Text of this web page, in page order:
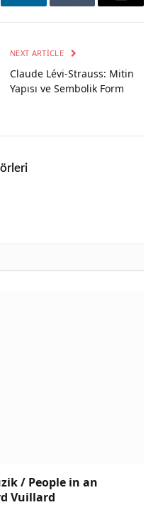
LinkedInTumblr Email
NEXT ARTICLE
Claude Lévi-Strauss: Mitin
Yapısı ve Sembolik Form
/ People in an
Vuillard